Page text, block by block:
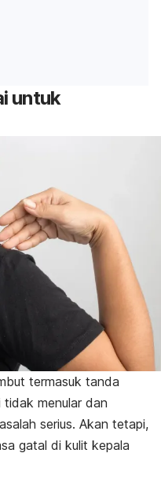
untuk
termasuk tanda
menular dan
serius. Akan tetapi,
gatal di kulit kepala